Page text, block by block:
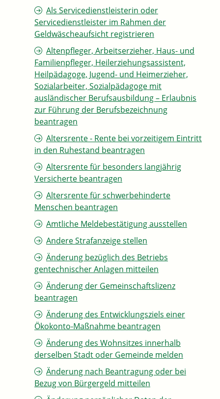
Als Servicedienstleisterin oder
Servicedienstleister im Rahmen der
Geldwäscheaufsicht registrieren
Altenpfleger, Arbeitserzieher, Haus- und
Familienpfleger, Heilerziehungsassistent,
Heilpädagoge, Jugend- und Heimerzieher,
Sozialarbeiter, Sozialpädagoge mit
ausländischer Berufsausbildung – Erlaubnis
zur Führung der Berufsbezeichnung
beantragen
Altersrente - Rente bei vorzeitigem Eintritt
in den Ruhestand beantragen
Altersrente für besonders langjährig
Versicherte beantragen
Altersrente für schwerbehinderte
Menschen beantragen
Amtliche Meldebestätigung ausstellen
Andere Strafanzeige stellen
Änderung bezüglich des Betriebs
gentechnischer Anlagen mitteilen
Änderung der Gemeinschaftslizenz
beantragen
Änderung des Entwicklungsziels einer
Ökokonto-Maßnahme beantragen
Änderung des Wohnsitzes innerhalb
derselben Stadt oder Gemeinde melden
Änderung nach Beantragung oder bei
Bezug von Bürgergeld mitteilen